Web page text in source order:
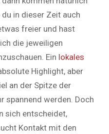
du in dieser Zeit auch
freier und hast
die jeweiligen
Ein lokales
Highlight, aber
an der Spitze der
spannend werden. Doch
sich entscheidet,
Kontakt mit den